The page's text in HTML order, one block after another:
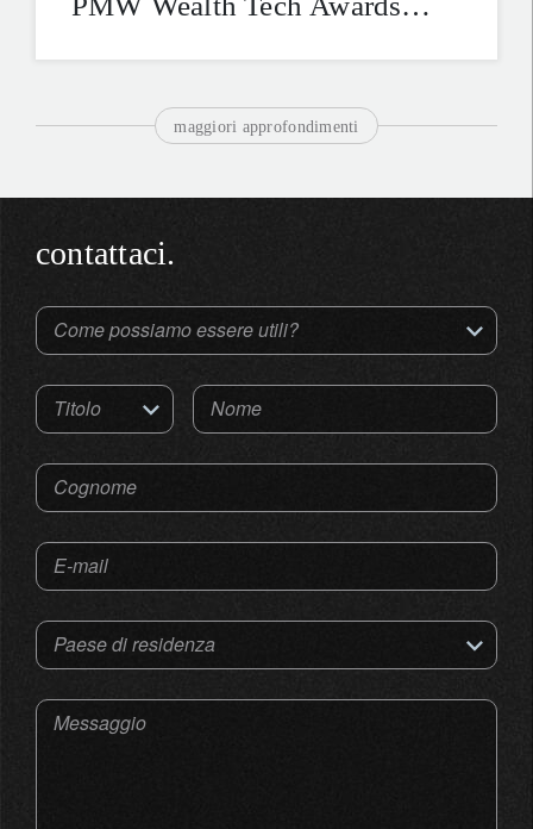
generazionemaggiori approfondimenti
contattaci.
Come possiamo essere utili?
Titolo Nome
Cognome
E-mail
Paese di residenza
Messaggio